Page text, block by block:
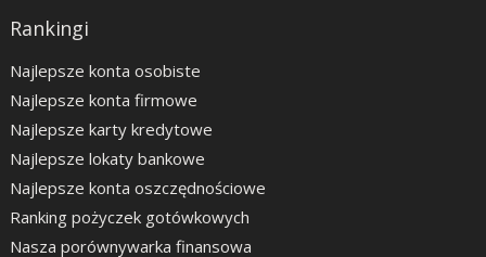
Rankingi
Najlepsze konta osobiste
Najlepsze konta firmowe
Najlepsze karty kredytowe
Najlepsze lokaty bankowe
Najlepsze konta oszczędnościowe
Ranking pożyczek gotówkowych
Nasza porównywarka finansowa